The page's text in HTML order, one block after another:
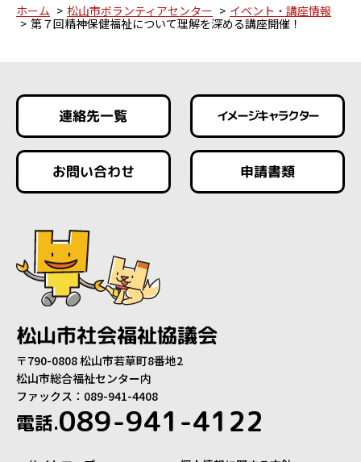
ホーム 松山市ボランティアセンター
イベント・講座情報
第７回精神保健福祉について理解を深める講座開催！
連絡先一覧 イメージキャラクター
お問い合わせ 申請書類
松山市社会福祉協議会
〒790-0808 松山市若草町8番地2
松山市総合福祉センター内
ファックス：089-941-4408
電話.089-941-4122